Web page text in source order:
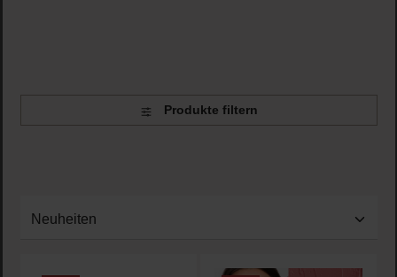
Produkte filtern